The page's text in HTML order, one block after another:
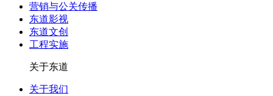
营销与公关传播
东道影视
东道文创
工程实施
关于东道
关于我们